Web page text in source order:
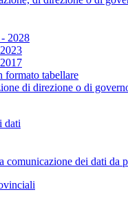
2028
tabellare
di direzione o di
dati
comunicazione dei dati